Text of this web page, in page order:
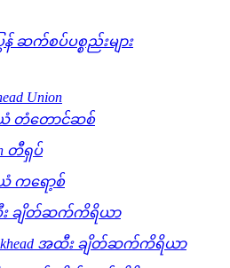
န် ဆက်စပ်ပစ္စည်းများ
Union
တံတောင်ဆစ်
တီရှပ်
ကရော့စ်
း ချိတ်ဆက်ကိရိယာ
အထီး ချိတ်ဆက်ကိရိယာ